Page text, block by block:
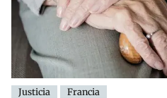
Justicia Francia